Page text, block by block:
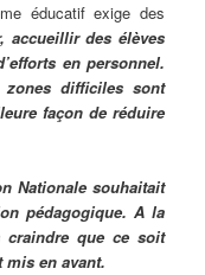
éducatif exige des
accueillir des élèves
en personnel.
zones difficiles sont
façon de réduire
Nationale souhaitait
pédagogique. A la
craindre que ce soit
mis en avant.